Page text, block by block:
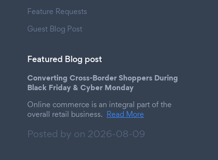
Feature Requests
Guest Blog Post
Featured Blog post
Converting Cross-Border Shoppers During
Black Friday & Cyber Monday
Online commerce is an integral part of the
overall retail business. Read More
Posted by on 2026-08-09